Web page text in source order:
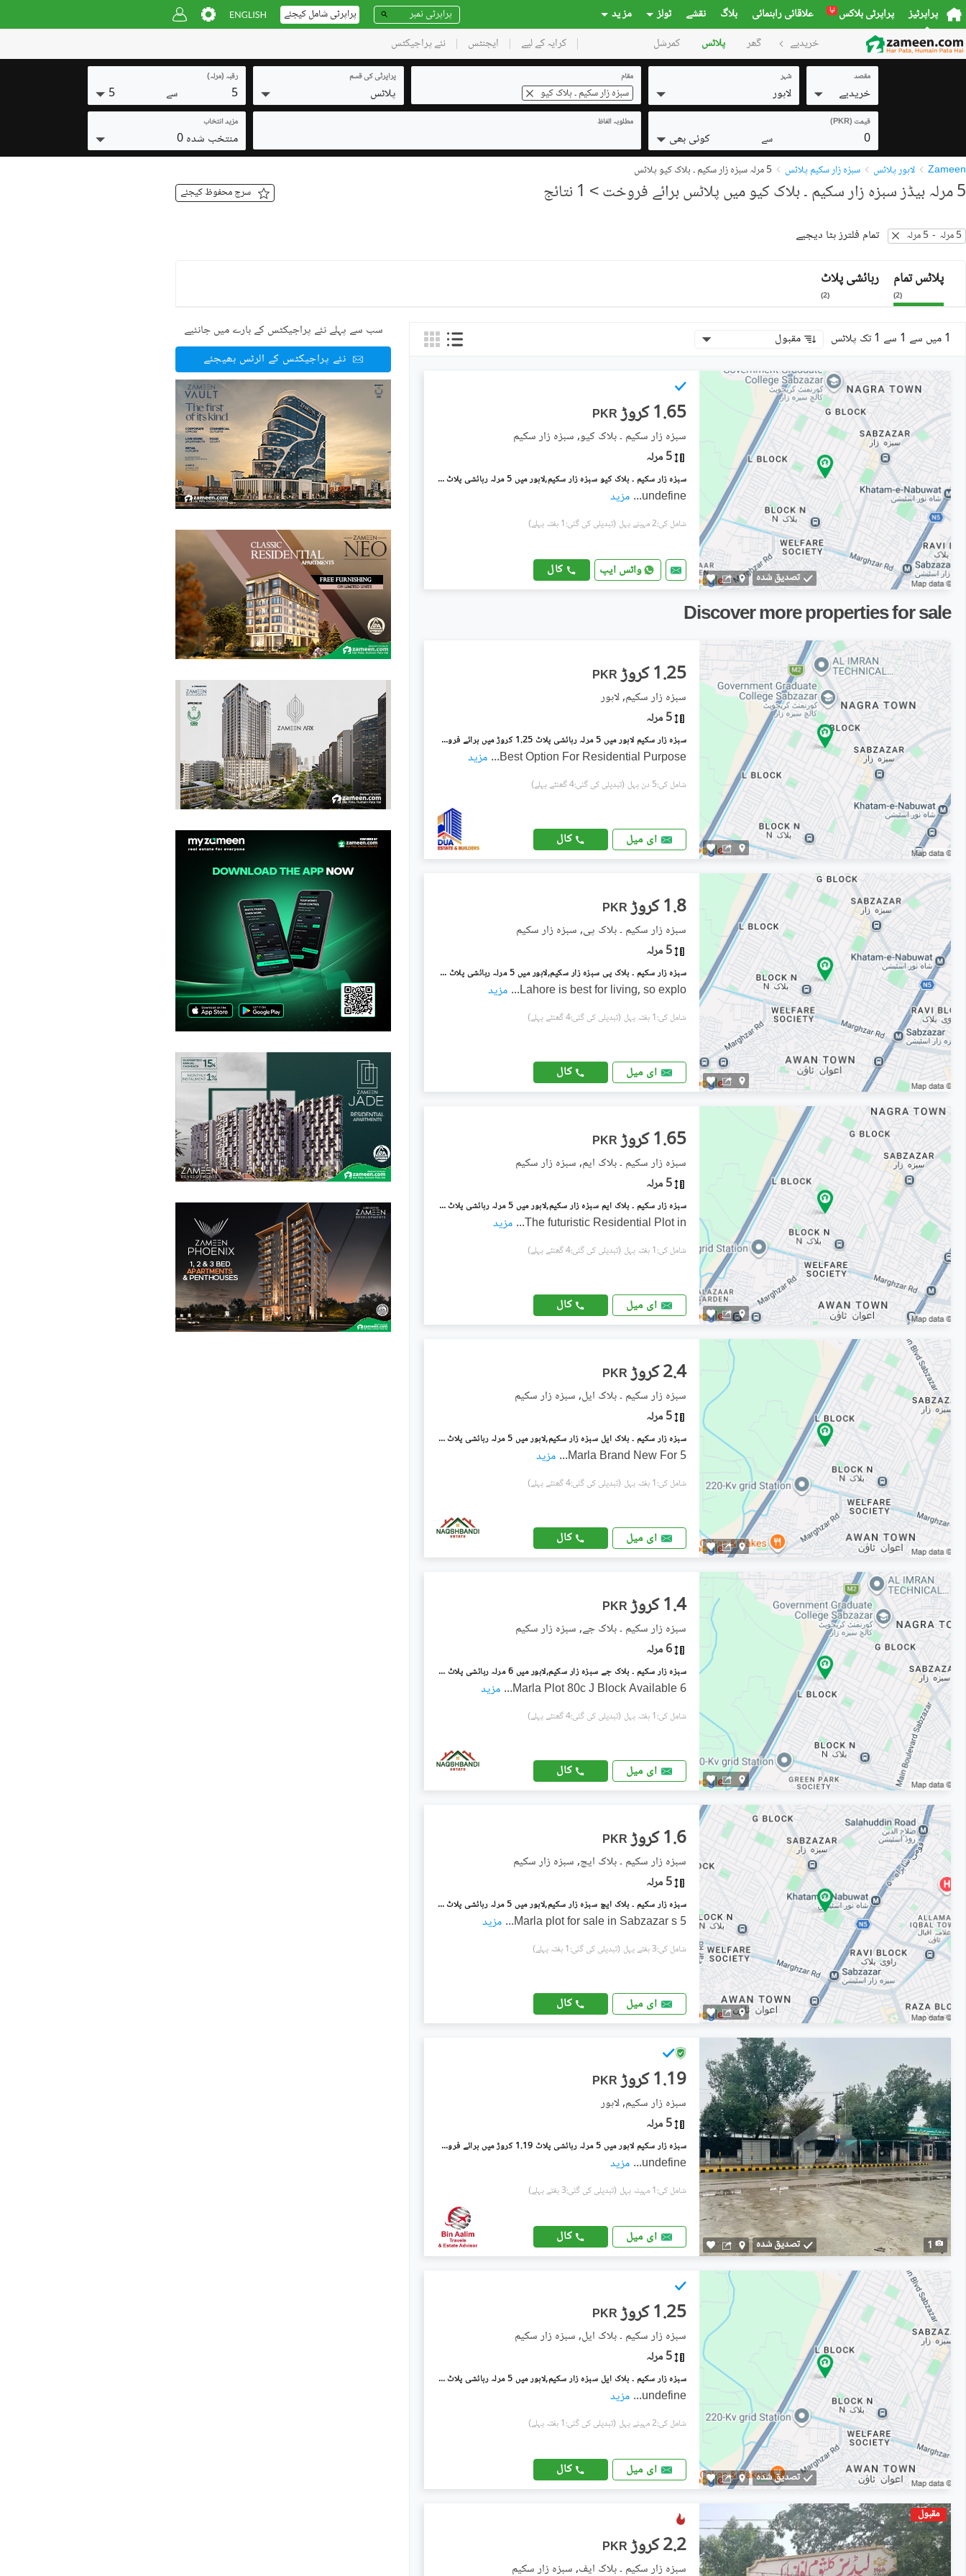
پراپرٹیز پراپرٹی بلاکس نیا علاقائی راہنمائی بلاگ نقشے ٹولز مز ید پراپرٹی شامل کیجئے
خریدیے گھر پلاٹس کمرشل کرایہ کے لیے ایجنٹس نئے پراجیکٹس
مقصد
خریدیے
شہر
لاہور
مقام
سبزہ زار سکیم ۔ بلاک کیو
پراپرٹی کی قسم
پلاٹس
رقبہ (مرلہ)
5 سے 5
قیمت (PKR)
0 سے کوئی بھی
مطلوبہ الفاظ مزید انتخاب
منتخب شدہ 0
Zameen لاہور پلاٹس سبزہ زار سکیم پلاٹس 5 مرلہ سبزہ زار سکیم ۔ بلاک کیو پلاٹس
5 مرلہ بیڈز سبزہ زار سکیم ۔ بلاک کیو میں پلاٹس برائے فروخت > 1 نتائج سرچ محفوظ کیجئے
5 مرلہ - 5 مرلہ تمام فلترز ہٹا دیجیے
پلاٹس تمام
(
2
)
رہائشی پلاٹ
(
2
)
1 میں سے 1 سے 1 تک پلاٹس مقبول
تصدیق شدہ
PKR 1.65 کروڑ
سبزہ زار سکیم ۔ بلاک کیو, سبزہ زار سکیم
5 مرلہ
سبزہ زار سکیم ۔ بلاک کیو سبزہ زار سکیم,لاہور میں 5 مرلہ رہائشی پلاٹ 1.65 کروڑ میں برائے فروخت۔
undefine
... مزید
شامل کی:2 مہینے پہل (تبدیلی کی گئی:1 ہفتہ پہلے)
واٹس ایپ کال
Discover more properties for sale
PKR 1.25 کروڑ
سبزہ زار سکیم, لاہور
5 مرلہ
سبزہ زار سکیم لاہور میں 5 مرلہ رہائشی پلاٹ 1.25 کروڑ میں برائے فروخت۔
Best Option For Residential Purpose
... مزید
شامل کی:5 دن پہل (تبدیلی کی گئی:4 گھنٹے پہلے)
ای میل کال
PKR 1.8 کروڑ
سبزہ زار سکیم ۔ بلاک پی, سبزہ زار سکیم
5 مرلہ
سبزہ زار سکیم ۔ بلاک پی سبزہ زار سکیم,لاہور میں 5 مرلہ رہائشی پلاٹ 1.8 کروڑ میں برائے فروخت۔
Lahore is best for living, so explo
... مزید
شامل کی:1 ہفتہ پہل (تبدیلی کی گئی:4 گھنٹے پہلے)
ای میل کال
PKR 1.65 کروڑ
سبزہ زار سکیم ۔ بلاک ایم, سبزہ زار سکیم
5 مرلہ
سبزہ زار سکیم ۔ بلاک ایم سبزہ زار سکیم,لاہور میں 5 مرلہ رہائشی پلاٹ 1.65 کروڑ میں برائے فروخت۔
The futuristic Residential Plot in
... مزید
شامل کی:1 ہفتہ پہل (تبدیلی کی گئی:4 گھنٹے پہلے)
ای میل کال
PKR 2.4 کروڑ
سبزہ زار سکیم ۔ بلاک ایل, سبزہ زار سکیم
5 مرلہ
سبزہ زار سکیم ۔ بلاک ایل سبزہ زار سکیم,لاہور میں 5 مرلہ رہائشی پلاٹ 2.4 کروڑ میں برائے فروخت۔
5 Marla Brand New For
... مزید
شامل کی:1 ہفتہ پہل (تبدیلی کی گئی:4 گھنٹے پہلے)
ای میل کال
PKR 1.4 کروڑ
سبزہ زار سکیم ۔ بلاک جے, سبزہ زار سکیم
6 مرلہ
سبزہ زار سکیم ۔ بلاک جے سبزہ زار سکیم,لاہور میں 6 مرلہ رہائشی پلاٹ 1.4 کروڑ میں برائے فروخت۔
6 Marla Plot 80c J Block Available
... مزید
شامل کی:1 ہفتہ پہل (تبدیلی کی گئی:4 گھنٹے پہلے)
ای میل کال
PKR 1.6 کروڑ
سبزہ زار سکیم ۔ بلاک ایچ, سبزہ زار سکیم
5 مرلہ
سبزہ زار سکیم ۔ بلاک ایچ سبزہ زار سکیم,لاہور میں 5 مرلہ رہائشی پلاٹ 1.6 کروڑ میں برائے فروخت۔
5 Marla plot for sale in Sabzazar s
... مزید
شامل کی:3 ہفتے پہل (تبدیلی کی گئی:1 ہفتہ پہلے)
ای میل کال
1 تصدیق شدہ
PKR 1.19 کروڑ
سبزہ زار سکیم, لاہور
5 مرلہ
سبزہ زار سکیم لاہور میں 5 مرلہ رہائشی پلاٹ 1.19 کروڑ میں برائے فروخت۔
undefine
... مزید
شامل کی:1 مہینہ پہل (تبدیلی کی گئی:3 ہفتے پہلے)
ای میل کال
تصدیق شدہ
PKR 1.25 کروڑ
سبزہ زار سکیم ۔ بلاک ایل, سبزہ زار سکیم
5 مرلہ
سبزہ زار سکیم ۔ بلاک ایل سبزہ زار سکیم,لاہور میں 5 مرلہ رہائشی پلاٹ 1.25 کروڑ میں برائے فروخت۔
undefine
... مزید
شامل کی:2 مہینے پہل (تبدیلی کی گئی:1 ہفتہ پہلے)
ای میل کال
مقبول
PKR 2.2 کروڑ
سبزہ زار سکیم ۔ بلاک ایف, سبزہ زار سکیم
سب سے پہلے نئے پراجیکٹس کے بارے میں جانئیے
نئے پراجیکٹس کے الرٹس بھیجئے